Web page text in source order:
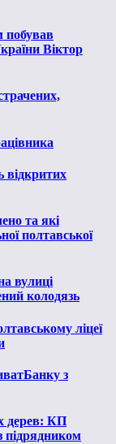
побував
Віктор
відкритих
та які
полтавської
вулиці
колодязь
ліцеї
з
дерев: КП
підрядником